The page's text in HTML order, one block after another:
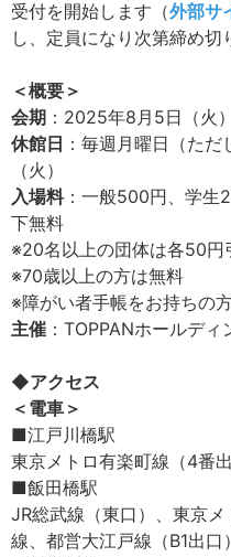
受付を開始します（外部サ
し、定員になり次第締め切
＜概要＞
会期 ：2025年8月5日（火
休館日 ：毎週月曜日（た
（火）
入場料：一般500円、学生
下無料
※20名以上の団体は各50円
※70歳以上の方は無料
※障がい者手帳をお持ちの
主催 ：TOPPANホールデ
◆アクセス
＜電車＞
■江戸川橋駅
東京メトロ有楽町線（4番
■飯田橋駅
JR総武線（東口）、東京
線、都営大江戸線（B1出口